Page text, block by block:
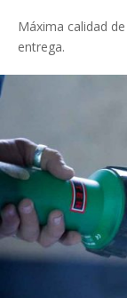
Máxima calidad
entrega.